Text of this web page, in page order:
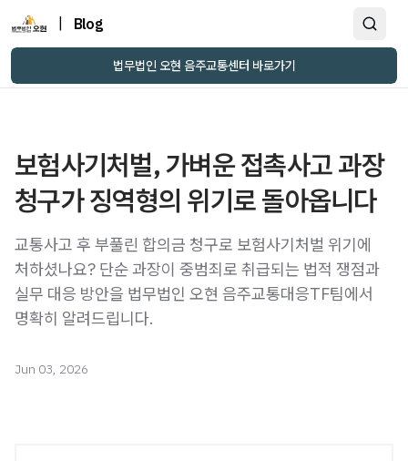
Blog
법무법인 오현 음주교통센터 바로가기
보험사기처벌, 가벼운 접촉사고 과장
청구가 징역형의 위기로 돌아옵니다
교통사고 후 부풀린 합의금 청구로 보험사기처벌 위기에
처하셨나요? 단순 과장이 중범죄로 취급되는 법적 쟁점과
실무 대응 방안을 법무법인 오현 음주교통대응TF팀에서
명확히 알려드립니다.
Jun 03, 2026